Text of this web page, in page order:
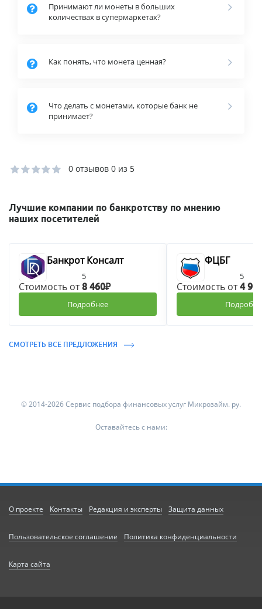
Принимают ли монеты в больших
количествах в супермаркетах?
Как понять, что монета ценная?
Что делать с монетами, которые банк не
принимает?
0 отзывов 0 из 5
Лучшие компании по банкротству по мнению
наших посетителей
Банкрот Консалт
5
Стоимость от8 460₽
Подробнее
ФЦБГ
5
Стоимость от4
СМОТРЕТЬ ВСЕ ПРЕДЛОЖЕНИЯ
© 2014-2026 Сервис подбора финансовых услуг Микрозайм. ру.
Оставайтесь с нами:
О проекте Контакты Редакция и эксперты Защита данных
Пользовательское соглашение Политика конфиденциальности
Карта сайта